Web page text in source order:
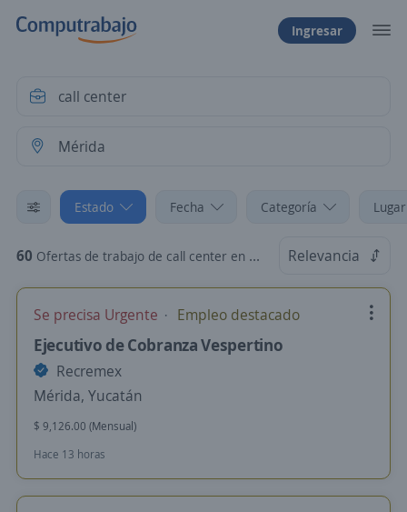
Ingresar
Estado Fecha Categoría
60 Ofertas de trabajo de call center en Mérida, Yucatán Relevancia
Se precisa Urgente Empleo destacado
Ejecutivo de Cobranza Vespertino
Recremex
Mérida, Yucatán
$ 9,126.00 (Mensual)
Hace 13 horas